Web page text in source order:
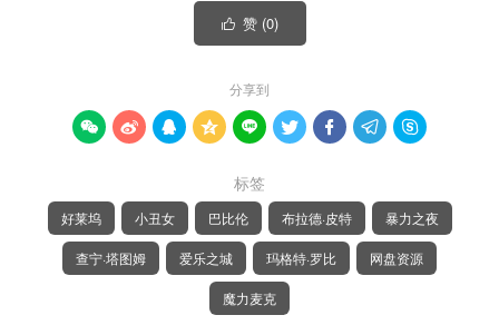
 赞 (0)
分享到
        
标签
好莱坞 小丑女 巴比伦 布拉德·皮特 暴力之夜
查宁·塔图姆 爱乐之城 玛格特·罗比 网盘资源
魔力麦克